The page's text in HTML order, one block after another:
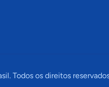
Todos os direitos